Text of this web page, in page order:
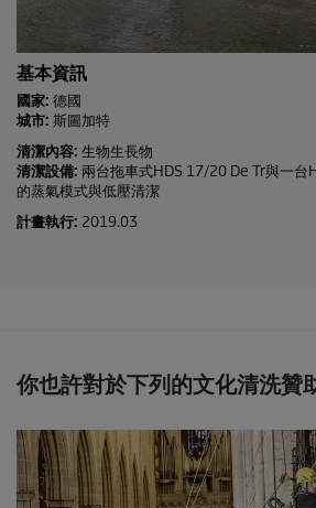
基本資訊
國家: 德國
城市: 斯圖加特
清潔內容: 生物生長物
清潔設備: 兩台拖車式HDS 17/20 De Tr與一台
的蒸氣模式與低壓清潔
計畫執行: 2019.03
你也許對於下列的文化清洗贊